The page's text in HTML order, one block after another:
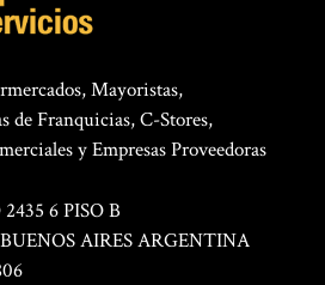
Mayoristas,
de Franquicias, C-Stores,
y Empresas Proveedoras
6 PISO B
AIRES ARGENTINA